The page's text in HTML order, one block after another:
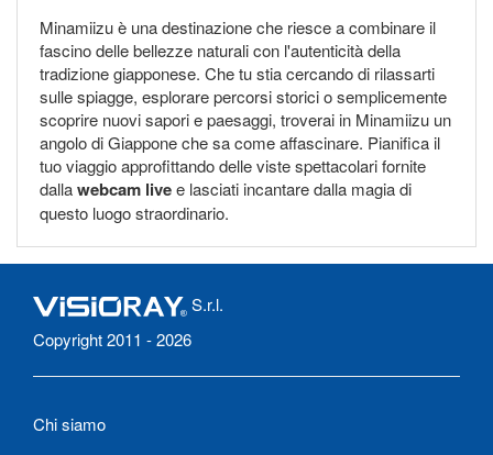
Minamiizu è una destinazione che riesce a combinare il
fascino delle bellezze naturali con l'autenticità della
tradizione giapponese. Che tu stia cercando di rilassarti
sulle spiagge, esplorare percorsi storici o semplicemente
scoprire nuovi sapori e paesaggi, troverai in Minamiizu un
angolo di Giappone che sa come affascinare. Pianifica il
tuo viaggio approfittando delle viste spettacolari fornite
dallawebcam livee lasciati incantare dalla magia di
questo luogo straordinario.
S.r.l.
Copyright 2011 - 2026
Chi siamo